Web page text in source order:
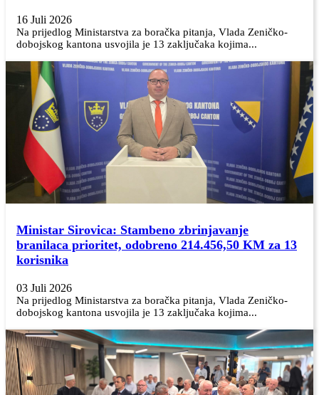
16 Juli 2026
Na prijedlog Ministarstva za boračka pitanja, Vlada Zeničko-
dobojskog kantona usvojila je 13 zaključaka kojima...
Ministar Sirovica: Stambeno zbrinjavanje
branilaca prioritet, odobreno 214.456,50 KM za 13
korisnika
03 Juli 2026
Na prijedlog Ministarstva za boračka pitanja, Vlada Zeničko-
dobojskog kantona usvojila je 13 zaključaka kojima...